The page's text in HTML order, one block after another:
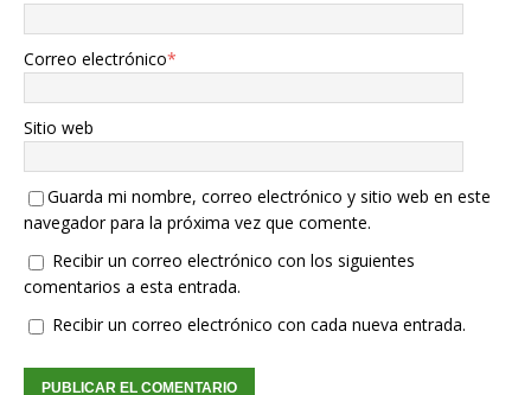
Correo electrónico*
Sitio web
Guarda mi nombre, correo electrónico y sitio web en este
navegador para la próxima vez que comente.
Recibir un correo electrónico con los siguientes
comentarios a esta entrada.
Recibir un correo electrónico con cada nueva entrada.